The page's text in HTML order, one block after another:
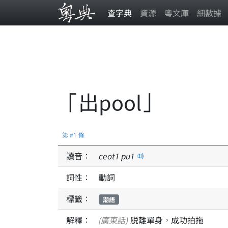
查字典 資源 粵文庫 細數據
「出pool」
第 #1 條
讀音： ceot1 pu1
詞性：
動詞
標籤：
潮語
解釋： (廣東話) 脱離單身，成功拍拖